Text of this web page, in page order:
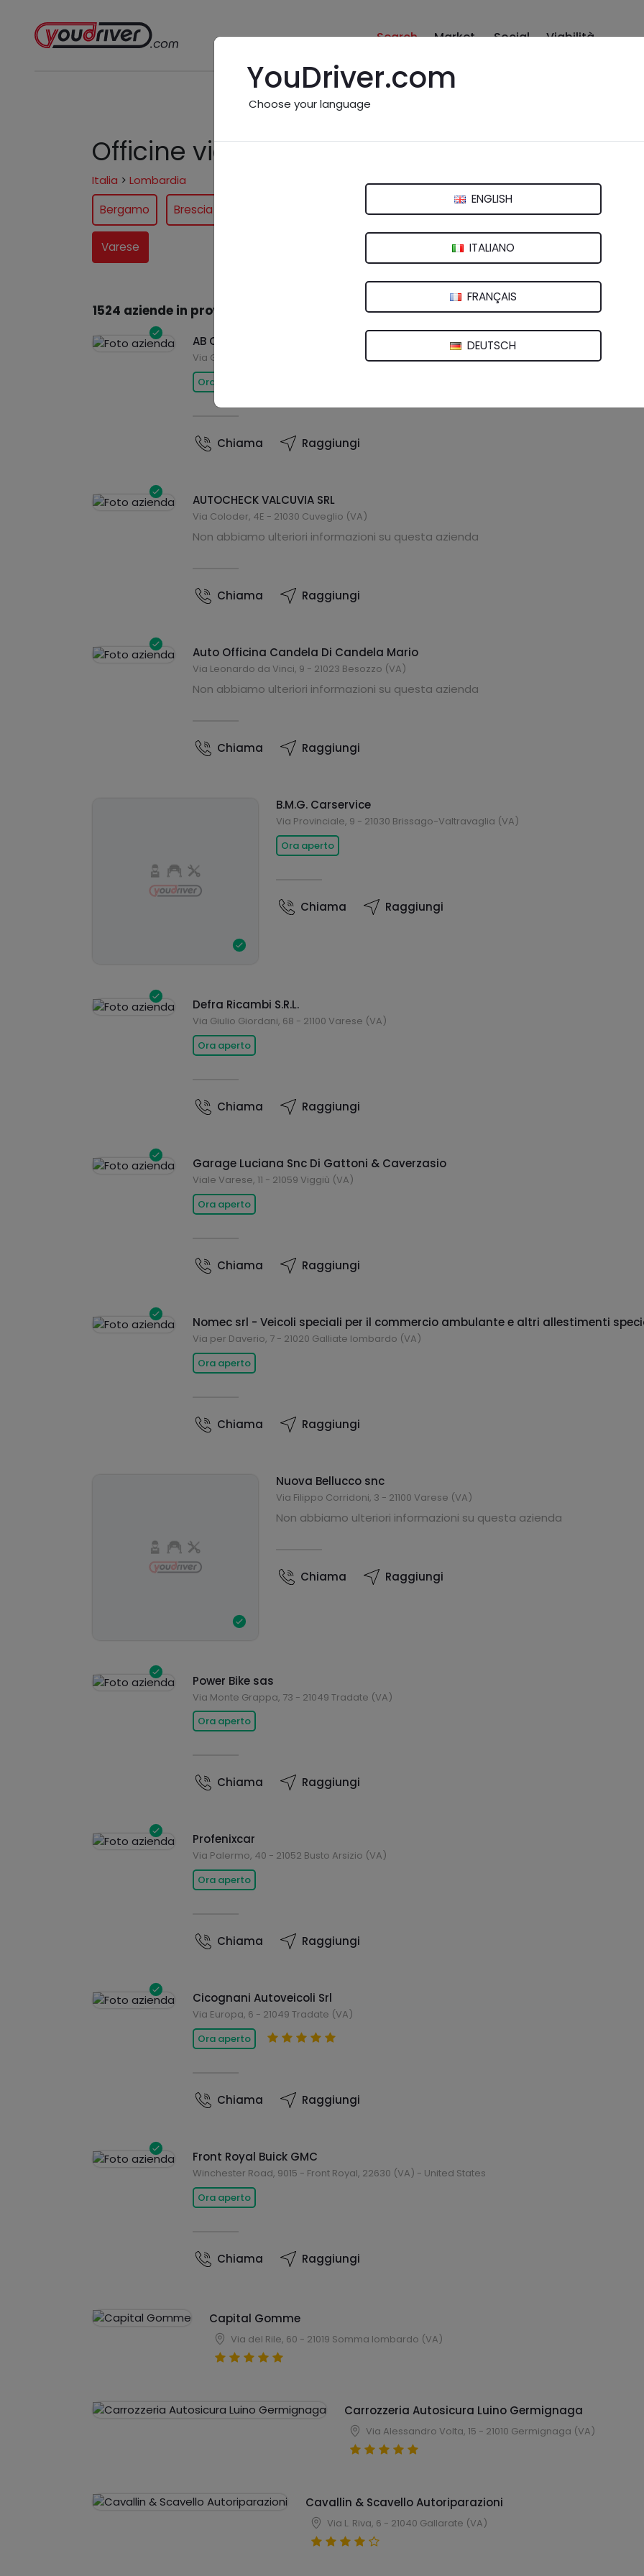
Search Market Social Viabilità
Officine vicino a me: Varese e provincia
Italia > Lombardia
Bergamo
Brescia
Varese
1524 aziende in provincia
AB Car s.n.c. Volkswagen Service
Via Gorizia, Via Del Piano - 21016 Luino (VA)
Ora aperto
Chiama Raggiungi
AUTOCHECK VALCUVIA SRL
Via Coloder, 4E - 21030 Cuveglio (VA)
Non abbiamo ulteriori informazioni su questa azienda
Chiama Raggiungi
Auto Officina Candela Di Candela Mario
Via Leonardo da Vinci, 9 - 21023 Besozzo (VA)
Non abbiamo ulteriori informazioni su questa azienda
Chiama Raggiungi
B.M.G. Carservice
Via Provinciale, 9 - 21030 Brissago-Valtravaglia (VA)
Ora aperto
Chiama Raggiungi
Defra Ricambi S.R.L.
Via Giulio Giordani, 68 - 21100 Varese (VA)
Ora aperto
Chiama Raggiungi
Garage Luciana Snc Di Gattoni & Caverzasio
Viale Varese, 11 - 21059 Viggiù (VA)
Ora aperto
Chiama Raggiungi
Nomec srl - Veicoli speciali per il commercio ambulante e altri allestimenti
Via per Daverio, 7 - 21020 Galliate lombardo (VA)
Ora aperto
Chiama Raggiungi
Nuova Bellucco snc
Via Filippo Corridoni, 3 - 21100 Varese (VA)
Non abbiamo ulteriori informazioni su questa azienda
Chiama Raggiungi
Power Bike sas
Via Monte Grappa, 73 - 21049 Tradate (VA)
Ora aperto
Chiama Raggiungi
Profenixcar
Via Palermo, 40 - 21052 Busto Arsizio (VA)
Ora aperto
Chiama Raggiungi
Cicognani Autoveicoli Srl
Via Europa, 6 - 21049 Tradate (VA)
Ora aperto
Chiama Raggiungi
Front Royal Buick GMC
Winchester Road, 9015 - Front Royal, 22630 (VA) - United States
Ora aperto
Chiama Raggiungi
Capital Gomme
Via del Rile, 60 - 21019 Somma lombardo (VA)
Carrozzeria Autosicura Luino Germignaga
Via Alessandro Volta, 15 - 21010 Germignaga (VA)
Cavallin & Scavello Autoriparazioni
Via L. Riva, 6 - 21040 Gallarate (VA)
YouDriver.com
Choose your language
ENGLISH
ITALIANO
FRANÇAIS
DEUTSCH